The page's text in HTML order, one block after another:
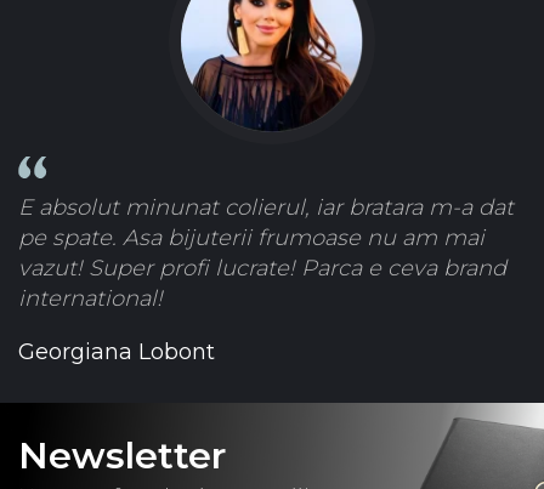
Georgiana Lobont
E absolut minunat colierul, iar bratara m-a dat
pe spate. Asa bijuterii frumoase nu am mai
vazut! Super profi lucrate! Parca e ceva brand
international!
Newsletter